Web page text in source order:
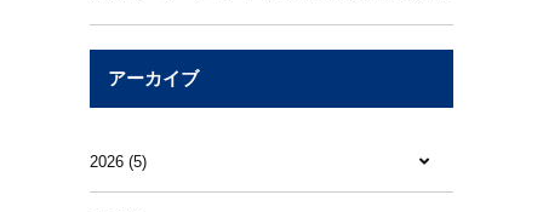
アーカイブ
2026 (5)